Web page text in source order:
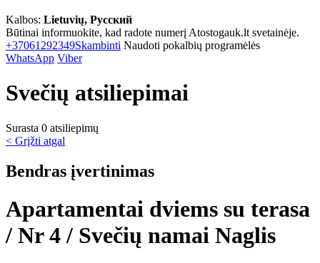
Kalbos: Lietuvių, Русский
Būtinai informuokite, kad radote numerį Atostogauk.lt svetainėje.
+37061292349Skambinti Naudoti pokalbių programėlės
WhatsApp Viber
Svečių atsiliepimai
Surasta 0 atsiliepimų
< Grįžti atgal
Bendras įvertinimas
Apartamentai dviems su terasa
/ Nr 4 / Svečių namai Naglis